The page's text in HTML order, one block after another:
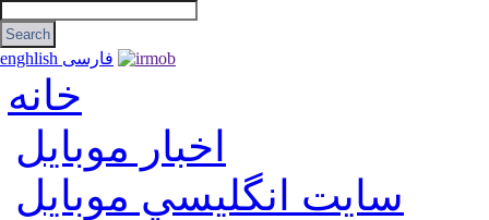
enghlish فارسی
خانه
اخبار موبایل
سايت انگليسي موبايل